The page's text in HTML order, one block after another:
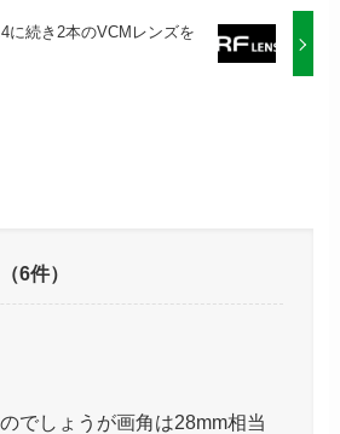
に続き2本のVCMレンズを
（6件）
でしょうが画角は28mm相当